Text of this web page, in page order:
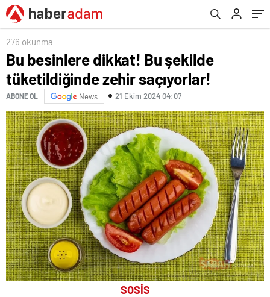
276 okunma
Bu besinlere dikkat! Bu şekilde
tüketildiğinde zehir saçıyorlar!
ABONE OL News 21 Ekim 2024 04:07
SOSİS